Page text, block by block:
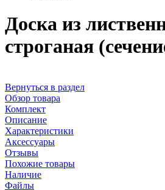
Доска из
строганая
Вернуться в раздел
Обзор товара
Комплект
Описание
Характеристики
Аксессуары
Отзывы
Похожие товары
Наличие
Файлы